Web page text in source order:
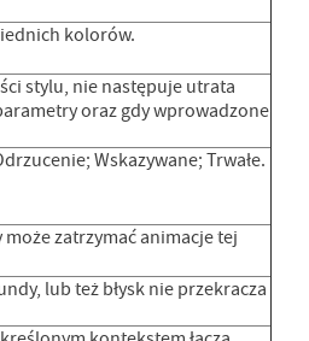
kolorów.
stylu, nie następuje utrata
oraz gdy wprowadzone
Wskazywane; Trwałe.
zatrzymać animacje tej
lub też błysk nie przekracza